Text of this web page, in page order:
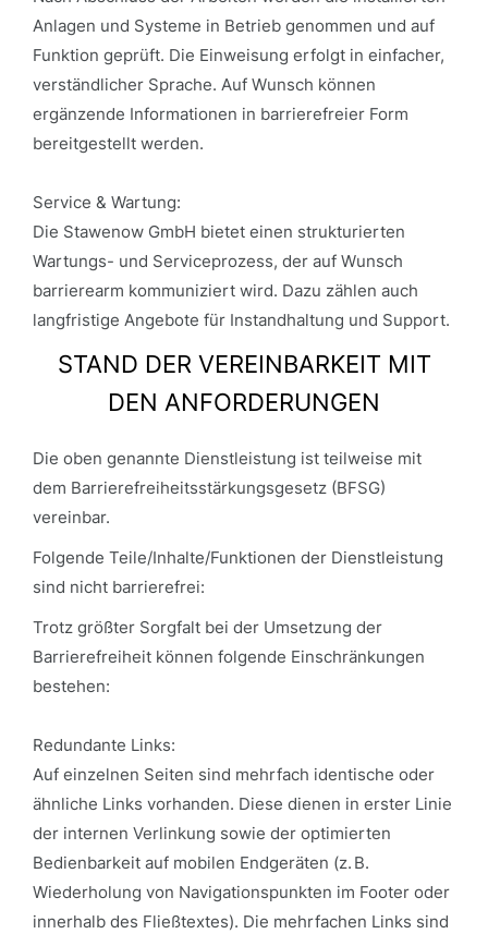
Anlagen und Systeme in Betrieb genommen und auf
Funktion geprüft. Die Einweisung erfolgt in einfacher,
verständlicher Sprache. Auf Wunsch können
ergänzende Informationen in barrierefreier Form
bereitgestellt werden.
Service & Wartung:
Die Stawenow GmbH bietet einen strukturierten
Wartungs- und Serviceprozess, der auf Wunsch
barrierearm kommuniziert wird. Dazu zählen auch
langfristige Angebote für Instandhaltung und Support.
STAND DER VEREINBARKEIT MIT
DEN ANFORDERUNGEN
Die oben genannte Dienstleistung ist teilweise mit
dem Barrierefreiheitsstärkungsgesetz (BFSG)
vereinbar.
Folgende Teile/Inhalte/Funktionen der Dienstleistung
sind nicht barrierefrei:
Trotz größter Sorgfalt bei der Umsetzung der
Barrierefreiheit können folgende Einschränkungen
bestehen:
Redundante Links:
Auf einzelnen Seiten sind mehrfach identische oder
ähnliche Links vorhanden. Diese dienen in erster Linie
der internen Verlinkung sowie der optimierten
Bedienbarkeit auf mobilen Endgeräten (z. B.
Wiederholung von Navigationspunkten im Footer oder
innerhalb des Fließtextes). Die mehrfachen Links sind